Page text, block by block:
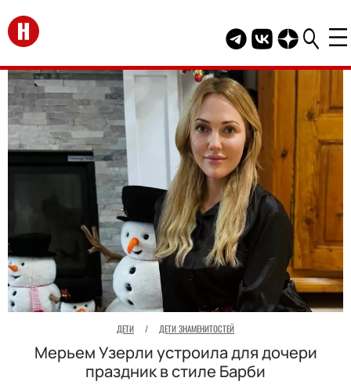
Перейти на главную
Telegram канал
Группа HELLO
Канал
ДЕТИ / ДЕТИ ЗНАМЕНИТОСТЕЙ
Мерьем Узерли устроила для дочери
праздник в стиле Барби